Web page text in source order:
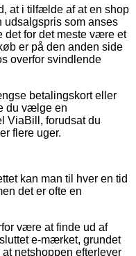
at i tilfælde af at en shop
udsalgspris som anses
det for det meste være et
er på den anden side
overfor svindlende
betalingskort eller
du vælge en
ViaBill, forudsat du
flere uger.
kan man til hver en tid
det er ofte en
være at finde ud af
e-mærket, grundet
netshoppen efterlever